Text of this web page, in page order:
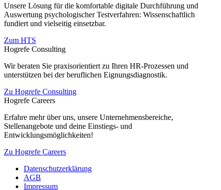
Unsere Lösung für die komfortable digitale Durchführung und
Auswertung psychologischer Testverfahren: Wissenschaftlich
fundiert und vielseitig einsetzbar.
Zum HTS
Hogrefe Consulting
Wir beraten Sie praxisorientiert zu Ihren HR-Prozessen und
unterstützen bei der beruflichen Eignungsdiagnostik.
Zu Hogrefe Consulting
Hogrefe Careers
Erfahre mehr über uns, unsere Unternehmensbereiche,
Stellenangebote und deine Einstiegs- und
Entwicklungsmöglichkeiten!
Zu Hogrefe Careers
Datenschutzerklärung
AGB
Impressum